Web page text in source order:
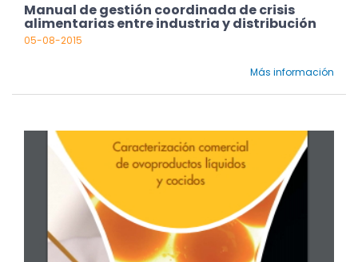
Manual de gestión coordinada de crisis
alimentarias entre industria y distribución
05-08-2015
Más información